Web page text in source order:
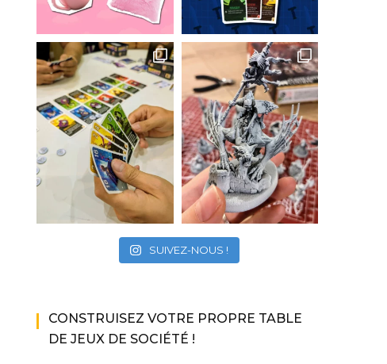
SUIVEZ-NOUS !
CONSTRUISEZ VOTRE PROPRE TABLE
DE JEUX DE SOCIÉTÉ !